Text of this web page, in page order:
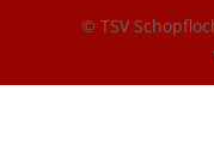
© TSV